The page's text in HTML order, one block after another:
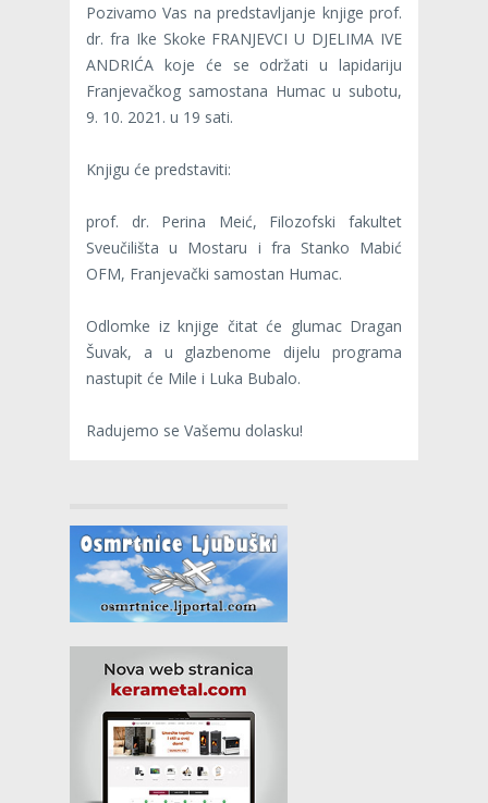
Pozivamo Vas na predstavljanje knjige prof.
dr. fra Ike Skoke FRANJEVCI U DJELIMA IVE
ANDRIĆA koje će se održati u lapidariju
Franjevačkog samostana Humac u subotu,
9. 10. 2021. u 19 sati.
Knjigu će predstaviti:
prof. dr. Perina Meić, Filozofski fakultet
Sveučilišta u Mostaru i fra Stanko Mabić
OFM, Franjevački samostan Humac.
Odlomke iz knjige čitat će glumac Dragan
Šuvak, a u glazbenome dijelu programa
nastupit će Mile i Luka Bubalo.
Radujemo se Vašemu dolasku!